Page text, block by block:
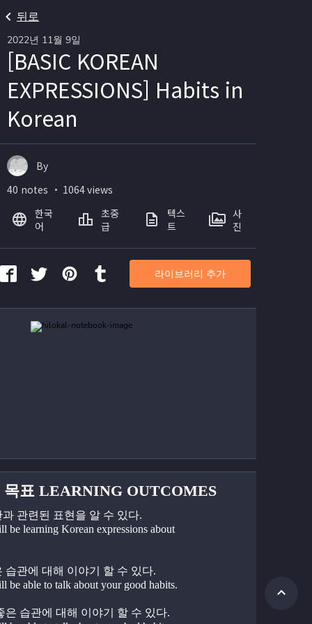
뒤로
2022년 11월 9일
[BASIC KOREAN
EXPRESSIONS] Habits in
Korean
목표 LEARNING OUTCOMES
과 관련된 표현을 알 수 있다.
be learning Korean expressions about
습관에 대해 이야기 할 수 있다.
be able to talk about your good habits.
은 습관에 대해 이야기 할 수 있다.
By
40 notes ・ 1064 views
한국
어
초중
급
텍스
트
사
진
라이브러리 추가